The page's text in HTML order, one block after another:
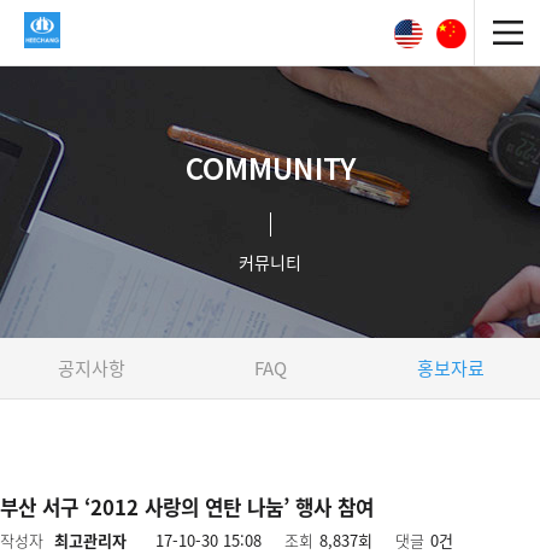
COMMUNITY
커뮤니티
공지사항 FAQ 홍보자료
부산 서구 ‘2012 사랑의 연탄 나눔’ 행사 참여
작성자 최고관리자 17-10-30 15:08 조회 8,837회 댓글 0건